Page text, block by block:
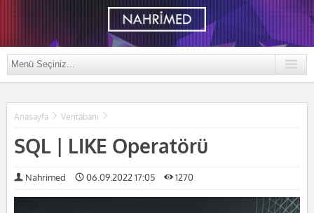
Anasayfa Veritabanı
SQL | LIKE Operatörü
Nahrimed 06.09.2022 17:05 1270